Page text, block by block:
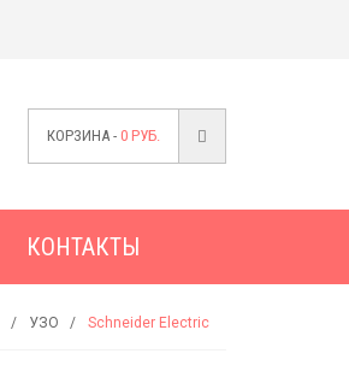
КОРЗИНА - 0 РУБ.
КОНТАКТЫ
УЗО Schneider Electric